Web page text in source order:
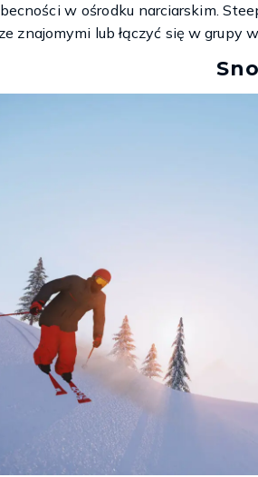
w ośrodku narciarskim.
znajomymi lub łączyć się w grupy